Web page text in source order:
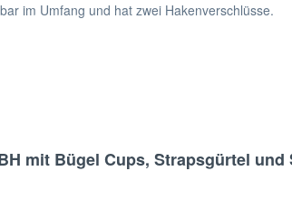
im Umfang und hat zwei Hakenverschlüsse.
mit Bügel Cups, Strapsgürtel